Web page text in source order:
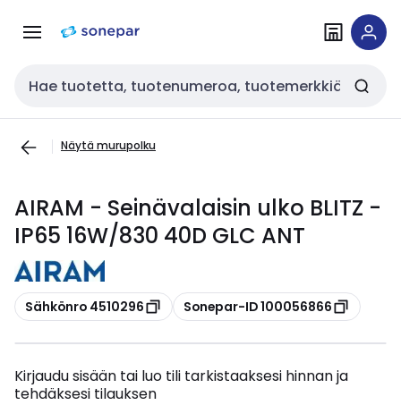
navigointiinsisältöön
Haku
Näytä murupolku
AIRAM - Seinävalaisin ulko BLITZ -
IP65 16W/830 40D GLC ANT
Kopioi
Sähkönro 4510296 Kopioi
Sonepar-ID 100056866
Kirjaudu sisään tai luo tili tarkistaaksesi hinnan ja
tehdäksesi tilauksen